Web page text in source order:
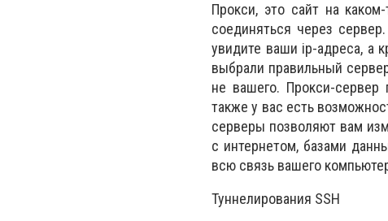
Прокси, это сайт на
соединяться через
увидите ваши ip-адреса, а
выбрали правильный
не вашего. Прокси-сервер
также у вас есть
серверы позволяют вам
с интернетом, базами
всю связь вашего
Туннелирования SSH